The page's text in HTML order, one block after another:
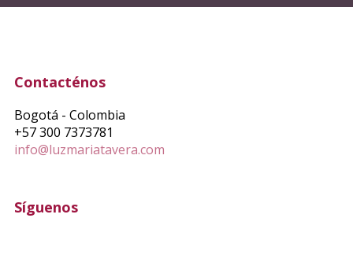
Contacténos
Bogotá - Colombia
+57 300 7373781
info@luzmariatavera.com
Síguenos